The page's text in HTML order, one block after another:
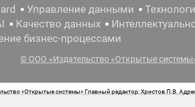
Управление данными
Качество данных
бизнес-процессами
© ООО «Издательство «Открытые
«Открытые системы» Главный редактор: Христов П.В.